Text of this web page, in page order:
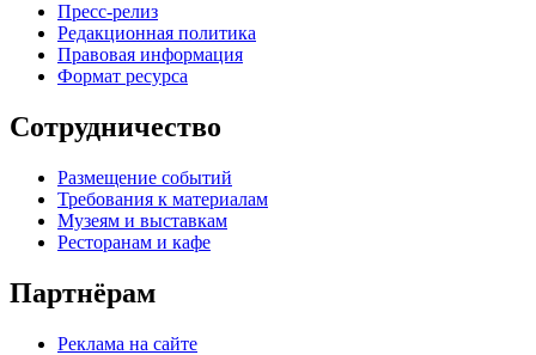
Пресс-релиз
Редакционная политика
Правовая информация
Формат ресурса
Сотрудничество
Размещение событий
Требования к материалам
Музеям и выставкам
Ресторанам и кафе
Партнёрам
Реклама на сайте